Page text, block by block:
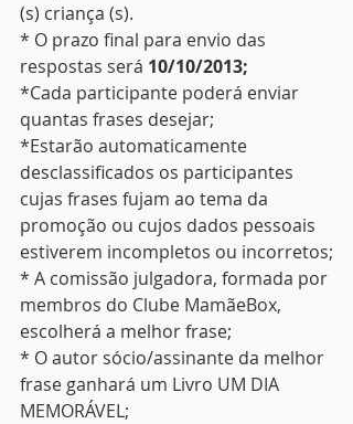
(s) criança (s).
* O prazo final para envio das
respostas será 10/10/2013;
*Cada participante poderá enviar
quantas frases desejar;
*Estarão automaticamente
desclassificados os participantes
cujas frases fujam ao tema da
promoção ou cujos dados pessoais
estiverem incompletos ou incorretos;
* A comissão julgadora, formada por
membros do Clube MamãeBox,
escolherá a melhor frase;
* O autor sócio/assinante da melhor
frase ganhará um Livro UM DIA
MEMORÁVEL;